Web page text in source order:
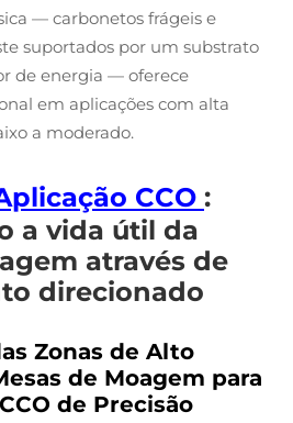
— carbonetos frágeis e
suportados por um substrato
de energia — oferece
em aplicações com alta
a moderado.
CCO :
a vida útil da
através de
direcionado
Zonas de Alto
de Moagem para
de Precisão